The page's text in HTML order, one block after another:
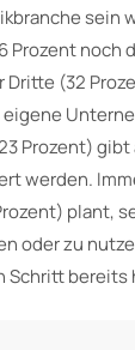
sein
Prozent noch
Dritte (32
Prozent)
werden.
plant,
oder zu
Schritt bereits